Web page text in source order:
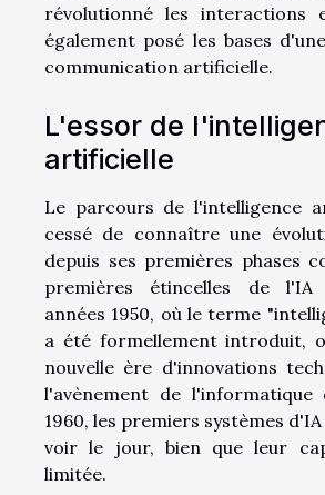
révolutionné les interactions
également posé les bases
communication artificielle.
L'essor de
artificielle
Le parcours de l'intelligence
cessé de connaître une
depuis ses premières phases
premières étincelles de l'IA
années 1950, où le terme
a été formellement introduit,
nouvelle ère d'innovations
l'avènement de l'informatique
1960, les premiers systèmes
voir le jour, bien que leur
limitée.